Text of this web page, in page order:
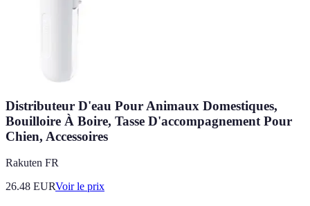
Distributeur D'eau Pour Animaux Domestiques,
Bouilloire À Boire, Tasse D'accompagnement Pour
Chien, Accessoires
Rakuten FR
26.48 EURVoir le prix